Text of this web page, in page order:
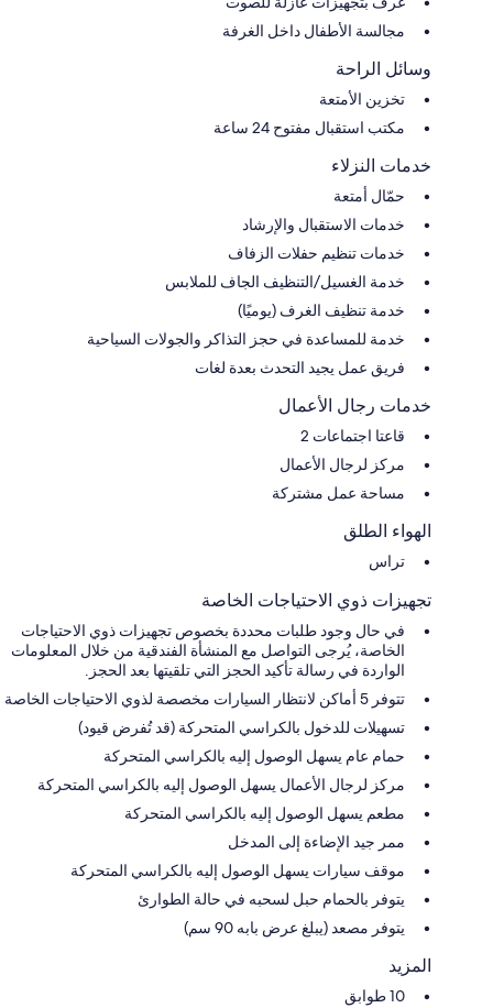
مجالسة الأطفال داخل الغرفة
وسائل الراحة
تخزين الأمتعة
مكتب استقبال مفتوح 24 ساعة
خدمات النزلاء
حمّال أمتعة
خدمات الاستقبال والإرشاد
خدمات تنظيم حفلات الزفاف
خدمة الغسيل/التنظيف الجاف للملابس
خدمة تنظيف الغرف (يوميًا)
خدمة للمساعدة في حجز التذاكر والجولات السياحية
فريق عمل يجيد التحدث بعدة لغات
خدمات رجال الأعمال
قاعتا اجتماعات 2
مركز لرجال الأعمال
مساحة عمل مشتركة
الهواء الطلق
تراس
تجهيزات ذوي الاحتياجات الخاصة
في حال وجود طلبات محددة بخصوص تجهيزات ذوي الاحتياجات
الخاصة، يُرجى التواصل مع المنشأة الفندقية من خلال المعلومات
الواردة في رسالة تأكيد الحجز التي تلقيتها بعد الحجز.
تتوفر 5 أماكن لانتظار السيارات مخصصة لذوي الاحتياجات الخاصة
تسهيلات للدخول بالكراسي المتحركة (قد تُفرض قيود)
حمام عام يسهل الوصول إليه بالكراسي المتحركة
مركز لرجال الأعمال يسهل الوصول إليه بالكراسي المتحركة
مطعم يسهل الوصول إليه بالكراسي المتحركة
ممر جيد الإضاءة إلى المدخل
موقف سيارات يسهل الوصول إليه بالكراسي المتحركة
يتوفر بالحمام حبل لسحبه في حالة الطوارئ
يتوفر مصعد (يبلغ عرض بابه 90 سم)
المزيد
10 طوابق